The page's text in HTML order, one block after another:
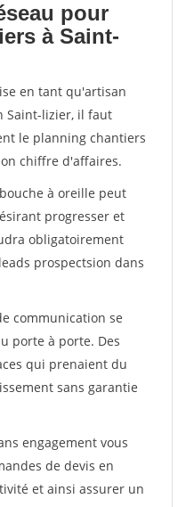
pour
à Saint-
en tant qu'artisan
Saint-lizier, il faut
le planning chantiers
chiffre d'affaires.
à oreille peut
progresser et
obligatoirement
prospectsion dans
communication se
porte à porte. Des
qui prenaient du
sans garantie
engagement vous
de devis en
et ainsi assurer un